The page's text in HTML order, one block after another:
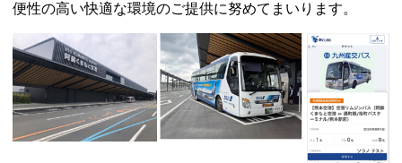
便性の高い快適な環境のご提供に努めてまいります。